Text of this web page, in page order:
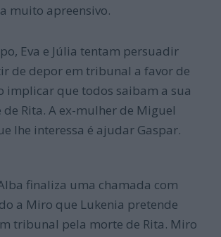
muito apreensivo.
Eva e Júlia tentam persuadir
de depor em tribunal a favor de
implicar que todos saibam a sua
Rita. A ex-mulher de Miguel
lhe interessa é ajudar Gaspar.
finaliza uma chamada com
a Miro que Lukenia pretende
tribunal pela morte de Rita. Miro